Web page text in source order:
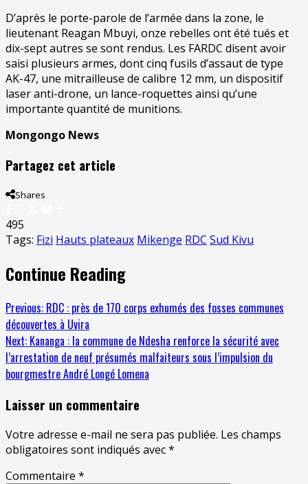
D’après le porte-parole de l’armée dans la zone, le
lieutenant Reagan Mbuyi, onze rebelles ont été tués et
dix-sept autres se sont rendus. Les FARDC disent avoir
saisi plusieurs armes, dont cinq fusils d’assaut de type
AK-47, une mitrailleuse de calibre 12 mm, un dispositif
laser anti-drone, un lance-roquettes ainsi qu’une
importante quantité de munitions.
Mongongo News
Partagez cet article
Shares
495
Tags: Fizi Hauts plateaux Mikenge RDC Sud Kivu
Continue Reading
Previous: RDC : près de 170 corps exhumés des fosses communes
découvertes à Uvira
Next: Kananga : la commune de Ndesha renforce la sécurité avec
l’arrestation de neuf présumés malfaiteurs sous l’impulsion du
bourgmestre André Longé Lomena
Laisser un commentaire
Votre adresse e-mail ne sera pas publiée. Les champs
obligatoires sont indiqués avec*
Commentaire *